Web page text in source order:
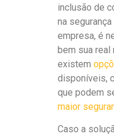
inclusão de
na
empresa, é
bem sua real
existem
disponíveis,
que podem
maior
Caso a